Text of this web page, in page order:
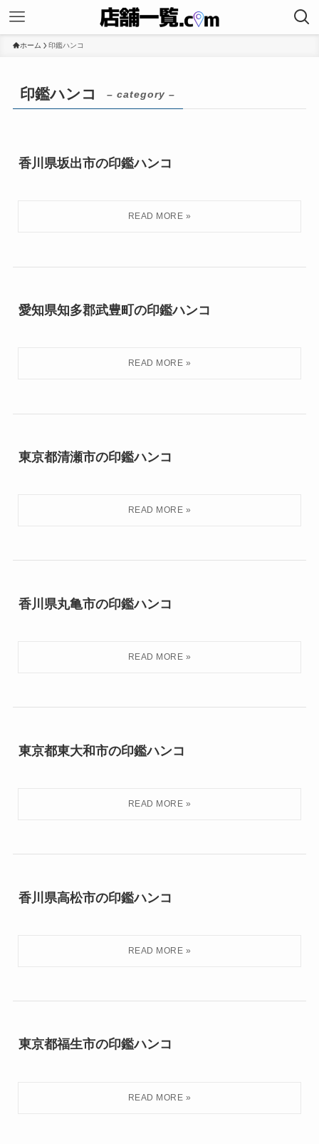
ホーム 印鑑ハンコ
印鑑ハンコ – category –
香川県坂出市の印鑑ハンコ
愛知県知多郡武豊町の印鑑ハンコ
東京都清瀬市の印鑑ハンコ
香川県丸亀市の印鑑ハンコ
東京都東大和市の印鑑ハンコ
香川県高松市の印鑑ハンコ
東京都福生市の印鑑ハンコ